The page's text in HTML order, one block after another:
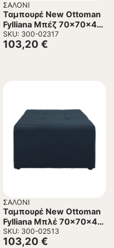
ΣΑΛΌΝΙ
Ταμπουρέ New Ottoman
Fylliana Μπέζ 70x70x40
εκ.
SKU: 300-02317
103,20 €
ΣΑΛΌΝΙ
Ταμπουρέ New Ottoman
Fylliana Μπλέ 70x70x40
εκ.
SKU: 300-02513
103,20 €